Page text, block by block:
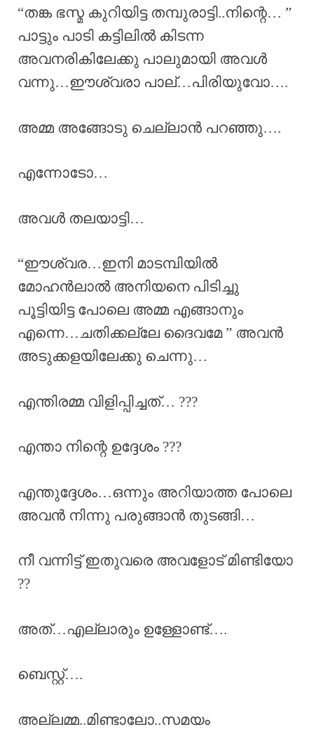
“തങ്ക ഭസ്മ കുറിയിട്ട തമ്പുരാട്ടി..നിന്റെ… ”
പാട്ടും പാടി കട്ടിലിൽ കിടന്ന
അവനരികിലേക്കു പാലുമായി അവൾ
വന്നു…ഈശ്വരാ പാല്…പിരിയുവോ….
അമ്മ അങ്ങോടു ചെല്ലാൻ പറഞ്ഞു….
എന്നോടോ…
അവൾ തലയാട്ടി…
“ഈശ്വര…ഇനി മാടമ്പിയിൽ
മോഹൻലാൽ അനിയനെ പിടിച്ചു
പൂട്ടിയിട്ട പോലെ അമ്മ എങ്ങാനും
എന്നെ…ചതിക്കല്ലേ ദൈവമേ ” അവൻ
അടുക്കളയിലേക്കു ചെന്നു…
എന്തിരമ്മ വിളിപ്പിച്ചത്… ???
എന്താ നിന്റെ ഉദ്ദേശം ???
എന്തുദ്ദേശം…ഒന്നും അറിയാത്ത പോലെ
അവൻ നിന്നു പരുങ്ങാൻ തുടങ്ങി…
നീ വന്നിട്ട് ഇതുവരെ അവളോട് മിണ്ടിയോ
??
അത്…എല്ലാരും ഉള്ളോണ്ട്….
ബെസ്റ്റ്….
അല്ലമ്മ..മിണ്ടാലോ..സമയം